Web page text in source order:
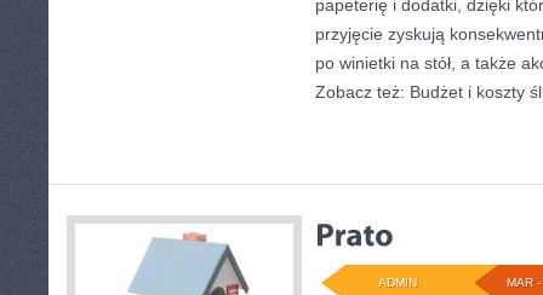
papeterię i dodatki, dzięki
przyjęcie zyskują
po winietki na stół, a także
Zobacz też: Budżet i koszty
MAR
ADMIN